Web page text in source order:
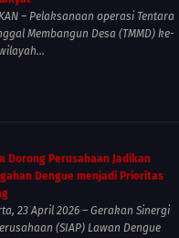
– Pelaksanaan operasi Tentara
Membangun Desa (TMMD) ke-
Dorong Perusahaan Jadikan
Dengue menjadi Prioritas
23 April 2026 – Gerakan Sinergi
(SIAP) Lawan Dengue